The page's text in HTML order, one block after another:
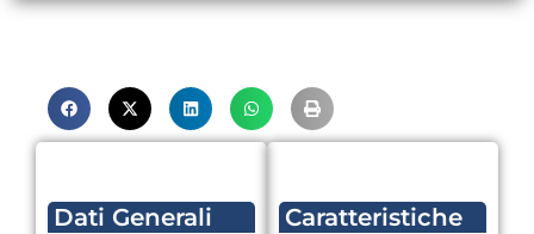
Dati Generali Caratteristiche